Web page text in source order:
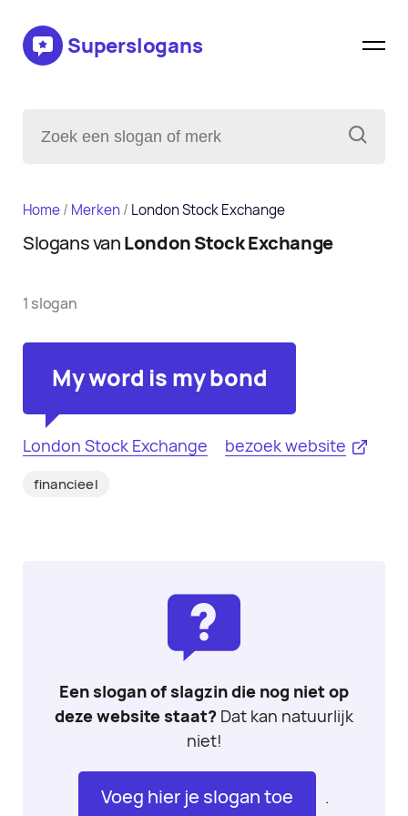
Superslogans
Home/ Merken/ London Stock Exchange
Slogans vanLondon Stock Exchange
1 slogan
My word is my bond
London Stock Exchange bezoek website
financieel
Een slogan of slagzin die nog niet op
deze website staat? Dat kan natuurlijk
niet!
Voeg hier je slogan toe .